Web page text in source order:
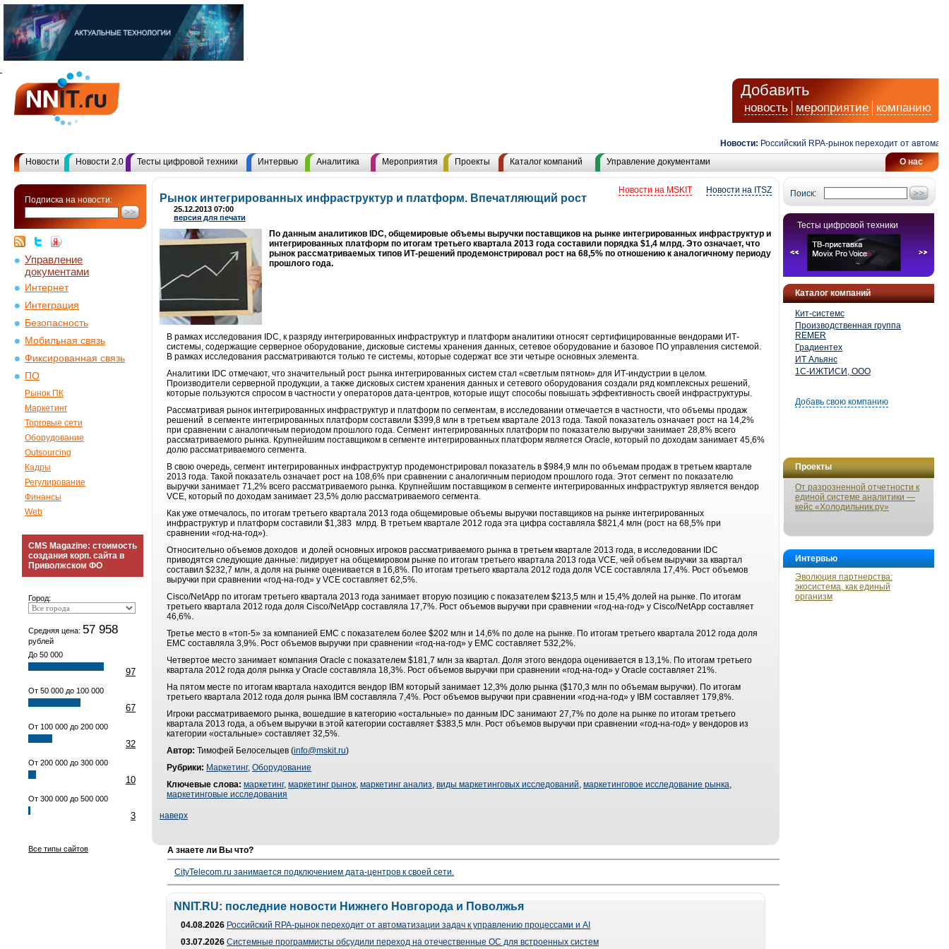
Добавить
новость мероприятие компанию
Новости: Российский RPA-рынок переходит от
О нас
Новости Новости 2.0 Тесты цифровой техники Интервью Аналитика Мероприятия Проекты Каталог компаний Управление документами
Подписка на новости:
Управление
документами
Интернет
Интеграция
Безопасность
Мобильная связь
Фиксированная связь
ПО
Рынок ПК
Маркетинг
Торговые сети
Оборудование
Outsourcing
Кадры
Регулирование
Финансы
Web
CMS Magazine: стоимость
создания корп. сайта в
Приволжском ФО
Город:
Средняя цена: 57 958
рублей
До 50 000
97
От 50 000 до 100 000
67
От 100 000 до 200 000
32
От 200 000 до 300 000
10
От 300 000 до 500 000
3
Все типы сайтов
Поиск:
Тесты цифровой техники
Каталог компаний
Кит-системс
Производственная группа
REMER
Градиентех
ИТ Альянс
1С-ИЖТИСИ, ООО
Добавь свою компанию
Проекты
От разрозненной отчетности к
единой системе аналитики —
кейс «Холодильник.ру»
Интервью
Эволюция партнерства:
экосистема, как единый
организм
Новости на ITSZ
Новости на MSKIT
Рынок интегрированных инфраструктур и платформ. Впечатляющий рост
25.12.2013 07:00
версия для печати
По данным аналитиков IDC, общемировые объемы выручки поставщиков на рынке интегрированных инфраструктур и
интегрированных платформ по итогам третьего квартала 2013 года составили порядка $1,4 млрд. Это означает, что
рынок рассматриваемых типов ИТ-решений продемонстрировал рост на 68,5% по отношению к аналогичному периоду
прошлого года.
В рамках исследования IDC, к разряду интегрированных инфраструктур и платформ аналитики относят сертифицированные вендорами ИТ-
системы, содержащие серверное оборудование, дисковые системы хранения данных, сетевое оборудование и базовое ПО управления системой.
В рамках исследования рассматриваются только те системы, которые содержат все эти четыре основных элемента.
Аналитики IDC отмечают, что значительный рост рынка интегрированных систем стал «светлым пятном» для ИТ-индустрии в целом.
Производители серверной продукции, а также дисковых систем хранения данных и сетевого оборудования создали ряд комплексных решений,
которые пользуются спросом в частности у операторов дата-центров, которые ищут способы повышать эффективность своей инфраструктуры.
Рассматривая рынок интегрированных инфраструктур и платформ по сегментам, в исследовании отмечается в частности, что объемы продаж
решений в сегменте интегрированных платформ составили $399,8 млн в третьем квартале 2013 года. Такой показатель означает рост на 14,2%
при сравнении с аналогичным периодом прошлого года. Сегмент интегрированных платформ по показателю выручки занимает 28,8% всего
рассматриваемого рынка. Крупнейшим поставщиком в сегменте интегрированных платформ является Oracle, который по доходам занимает 45,6%
долю рассматриваемого сегмента.
В свою очередь, сегмент интегрированных инфраструктур продемонстрировал показатель в $984,9 млн по объемам продаж в третьем квартале
2013 года. Такой показатель означает рост на 108,6% при сравнении с аналогичным периодом прошлого года. Этот сегмент по показателю
выручки занимает 71,2% всего рассматриваемого рынка. Крупнейшим поставщиком в сегменте интегрированных инфраструктур является вендор
VCE, который по доходам занимает 23,5% долю рассматриваемого сегмента.
Как уже отмечалось, по итогам третьего квартала 2013 года общемировые объемы выручки поставщиков на рынке интегрированных
инфраструктур и платформ составили $1,383 млрд. В третьем квартале 2012 года эта цифра составляла $821,4 млн (рост на 68,5% при
сравнении «год-на-год»).
Относительно объемов доходов и долей основных игроков рассматриваемого рынка в третьем квартале 2013 года, в исследовании IDC
приводятся следующие данные: лидирует на общемировом рынке по итогам третьего квартала 2013 года VCE, чей объем выручки за квартал
составил $232,7 млн, а доля на рынке оценивается в 16,8%. По итогам третьего квартала 2012 года доля VCE составляла 17,4%. Рост объемов
выручки при сравнении «год-на-год» у VCE составляет 62,5%.
Cisco/NetApp по итогам третьего квартала 2013 года занимает вторую позицию с показателем $213,5 млн и 15,4% долей на рынке. По итогам
третьего квартала 2012 года доля Cisco/NetApp составляла 17,7%. Рост объемов выручки при сравнении «год-на-год» у Cisco/NetApp составляет
46,6%.
Третье место в «топ-5» за компанией EMC с показателем более $202 млн и 14,6% по доле на рынке. По итогам третьего квартала 2012 года доля
EMC составляла 3,9%. Рост объемов выручки при сравнении «год-на-год» у EMC составляет 532,2%.
Четвертое место занимает компания Oracle с показателем $181,7 млн за квартал. Доля этого вендора оценивается в 13,1%. По итогам третьего
квартала 2012 года доля рынка у Oracle составляла 18,3%. Рост объемов выручки при сравнении «год-на-год» у Oracle составляет 21%.
На пятом месте по итогам квартала находится вендор IBM который занимает 12,3% долю рынка ($170,3 млн по объемам выручки). По итогам
третьего квартала 2012 года доля рынка IBM составляла 7,4%. Рост объемов выручки при сравнении «год-на-год» у IBM составляет 179,8%.
Игроки рассматриваемого рынка, вошедшие в категорию «остальные» по данным IDC занимают 27,7% по доле на рынке по итогам третьего
квартала 2013 года, а объем выручки в этой категории составляет $383,5 млн. Рост объемов выручки при сравнении «год-на-год» у вендоров из
категории «остальные» составляет 32,5%.
Автор: Тимофей Белосельцев (info@mskit.ru)
Рубрики: Маркетинг, Оборудование
Ключевые слова: маркетинг, маркетинг рынок, маркетинг анализ, виды маркетинговых исследований, маркетинговое исследование рынка,
маркетинговые исследования
наверх
А знаете ли Вы что?
CityTelecom.ru занимается подключением дата-центров к своей сети.
NNIT.RU: последние новости Нижнего Новгорода и Поволжья
04.08.2026 Российский RPA-рынок переходит от автоматизации задач к управлению процессами и AI
03.07.2026 Системные программисты обсудили переход на отечественные ОС для встроенных систем